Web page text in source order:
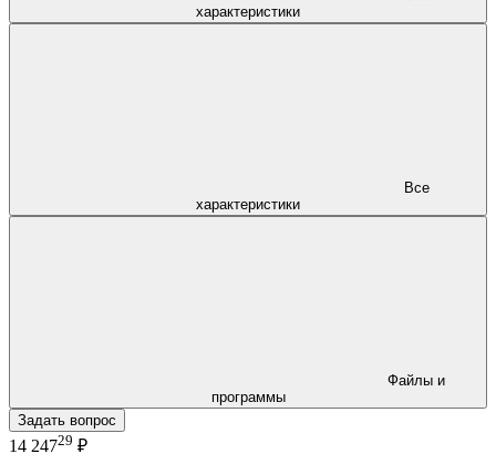
характеристики
характеристики
программы
Задать вопрос
14 24729 ₽